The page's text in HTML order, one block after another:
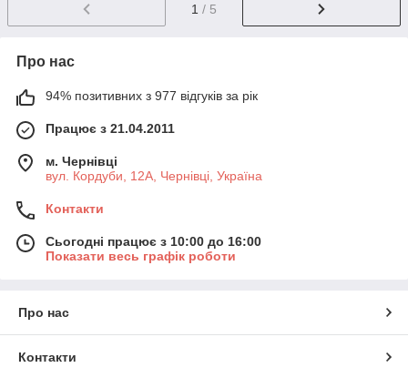
1 / 5
Про нас
94% позитивних з 977 відгуків за рік
Працює з 21.04.2011
м. Чернівці
вул. Кордуби, 12А, Чернівці, Україна
Контакти
Сьогодні працює з 10:00 до 16:00
Показати весь графік роботи
Про нас
Контакти